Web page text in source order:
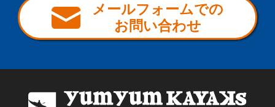
メールフォームでの
お問い合わせ